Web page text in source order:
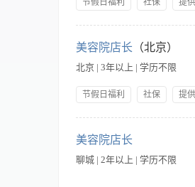
节假日福利 社保 提
销售能力。 3. 分析顾客的意见
态，并分析形势，制定对策
7. 选择优质的产品为顾客服务
方，气质良好，具有管理魅力
销能力、指导能力及协调协调
美容院店长 （北京）
北京 | 3年以上 | 学历不限
节假日福利 社保 提
配送，熟悉店务的各项流程的
销经验，有培训经验； 5、为
人提供咨询，了解客人的需求
业绩管理，完成月、季、年业
美容院店长
聊城 | 2年以上 | 学历不限